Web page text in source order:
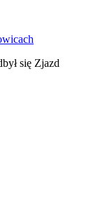
się Zjazd